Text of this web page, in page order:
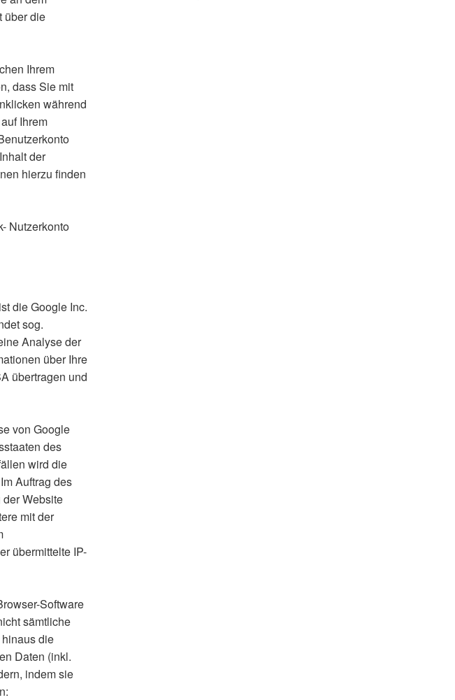
über die
Ihrem
dass Sie mit
während
Ihrem
der
hierzu finden
Nutzerkonto
die Google Inc.
sog.
Analyse der
über Ihre
übertragen und
von Google
des
wird die
Auftrag des
Website
mit der
übermittelte IP-
Software
sämtliche
die
Daten (inkl.
indem sie